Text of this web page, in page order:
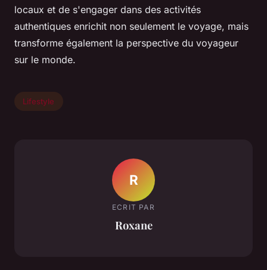
locaux et de s'engager dans des activités
authentiques enrichit non seulement le voyage, mais
transforme également la perspective du voyageur
sur le monde.
Lifestyle
R
ECRIT PAR
Roxane